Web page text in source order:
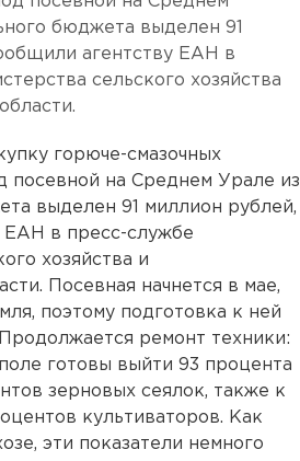
бюджета выделен 91
агентству ЕАН в
сельского хозяйства
горюче-смазочных
посевной на Среднем Урале из
выделен 91 миллион рублей,
ЕАН в пресс-службе
хозяйства и
Посевная начнется в мае,
поэтому подготовка к ней
ремонт техники:
готовы выйти 93 процента
зерновых сеялок, также к
культиваторов. Как
эти показатели немного